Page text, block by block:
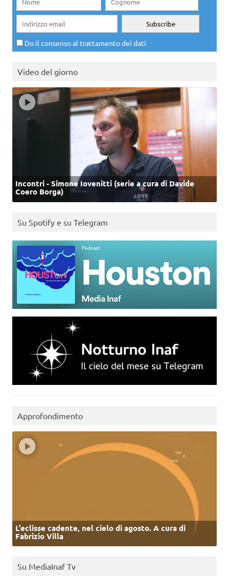
Do il consenso al trattamento dei dati
Video del giorno
Incontri - Simone Iovenitti (serie a cura di Davide
Coero Borga)
Su Spotify e su Telegram
Approfondimento
L’eclisse cadente, nel cielo di agosto. A cura di
Fabrizio Villa
Su MediaInaf Tv